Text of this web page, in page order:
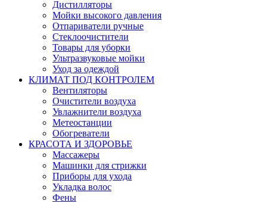
Дистилляторы
Мойки высокого давления
Отпариватели ручные
Стеклоочистители
Товары для уборки
Ультразвуковые мойки
Уход за одеждой
КЛИМАТ ПОД КОНТРОЛЕМ
Вентиляторы
Очистители воздуха
Увлажнители воздуха
Метеостанции
Обогреватели
КРАСОТА И ЗДОРОВЬЕ
Массажеры
Машинки для стрижки
Приборы для ухода
Укладка волос
Фены